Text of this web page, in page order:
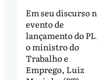
Em seu discurso
evento de
lançamento do
o ministro do
Trabalho e
Emprego, Luiz